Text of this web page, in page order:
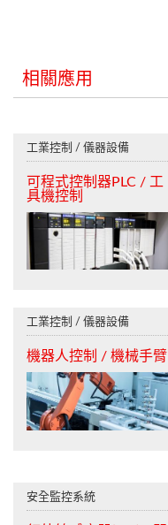
相關應用
工業控制 / 儀器設備
可程式控制器PLC / 工
具機控制
工業控制 / 儀器設備
機器人控制 / 機械手臂
安全監控系統